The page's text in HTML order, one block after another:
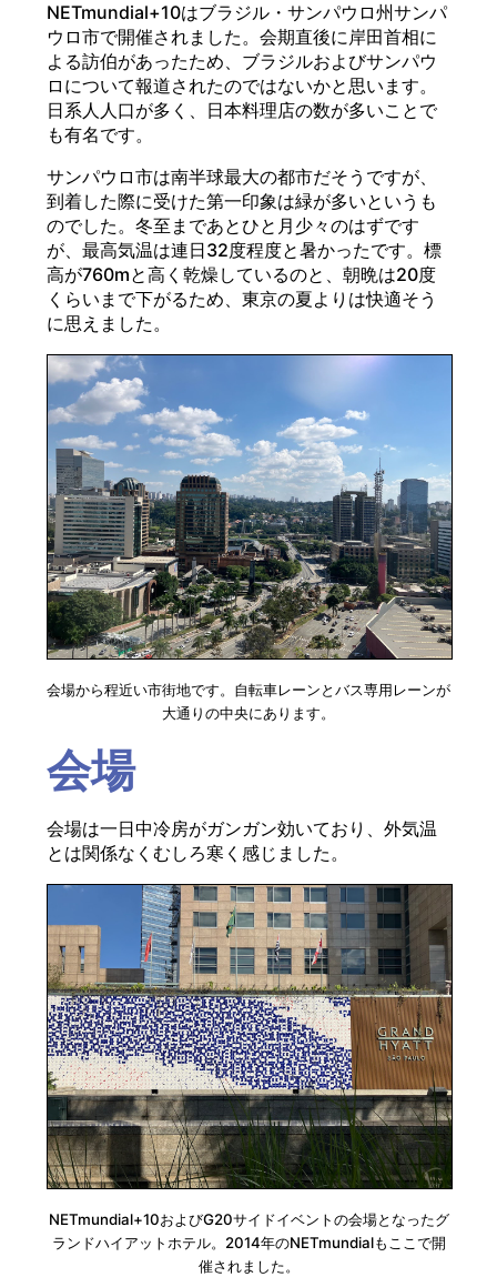
NETmundial+10はブラジル・サンパウロ州サンパ
ウロ市で開催されました。会期直後に岸田首相に
よる訪伯があったため、ブラジルおよびサンパウ
ロについて報道されたのではないかと思います。
日系人人口が多く、日本料理店の数が多いことで
も有名です。
サンパウロ市は南半球最大の都市だそうですが、
到着した際に受けた第一印象は緑が多いというも
のでした。冬至まであとひと月少々のはずです
が、最高気温は連日32度程度と暑かったです。標
高が760mと高く乾燥しているのと、朝晩は20度
くらいまで下がるため、東京の夏よりは快適そう
に思えました。
会場から程近い市街地です。自転車レーンとバス専用レーンが
大通りの中央にあります。
会場
会場は一日中冷房がガンガン効いており、外気温
とは関係なくむしろ寒く感じました。
NETmundial+10およびG20サイドイベントの会場となったグ
ランドハイアットホテル。2014年のNETmundialもここで開
催されました。